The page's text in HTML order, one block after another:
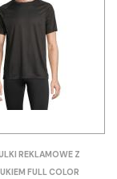
REKLAMOWE Z
FULL COLOR